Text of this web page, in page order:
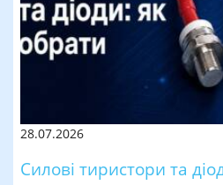
28.07.2026
Силові тиристори та